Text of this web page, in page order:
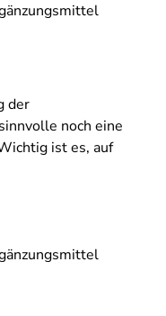
der
noch eine
ist es, auf